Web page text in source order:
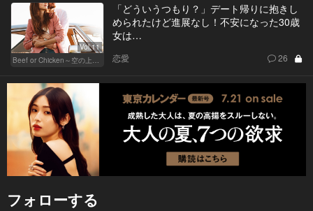
Vol.11
「どういうつもり？」デート帰りに抱きし
められたけど進展なし！不安になった30歳
女は…
恋愛 26
フォローする